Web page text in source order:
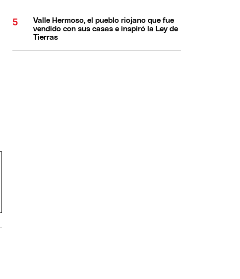
Valle Hermoso, el pueblo riojano que fue
vendido con sus casas e inspiró la Ley de
Tierras